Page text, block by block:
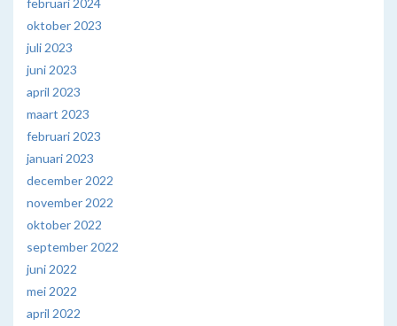
oktober 2023
juli 2023
juni 2023
april 2023
maart 2023
februari 2023
januari 2023
december 2022
november 2022
oktober 2022
september 2022
juni 2022
mei 2022
april 2022